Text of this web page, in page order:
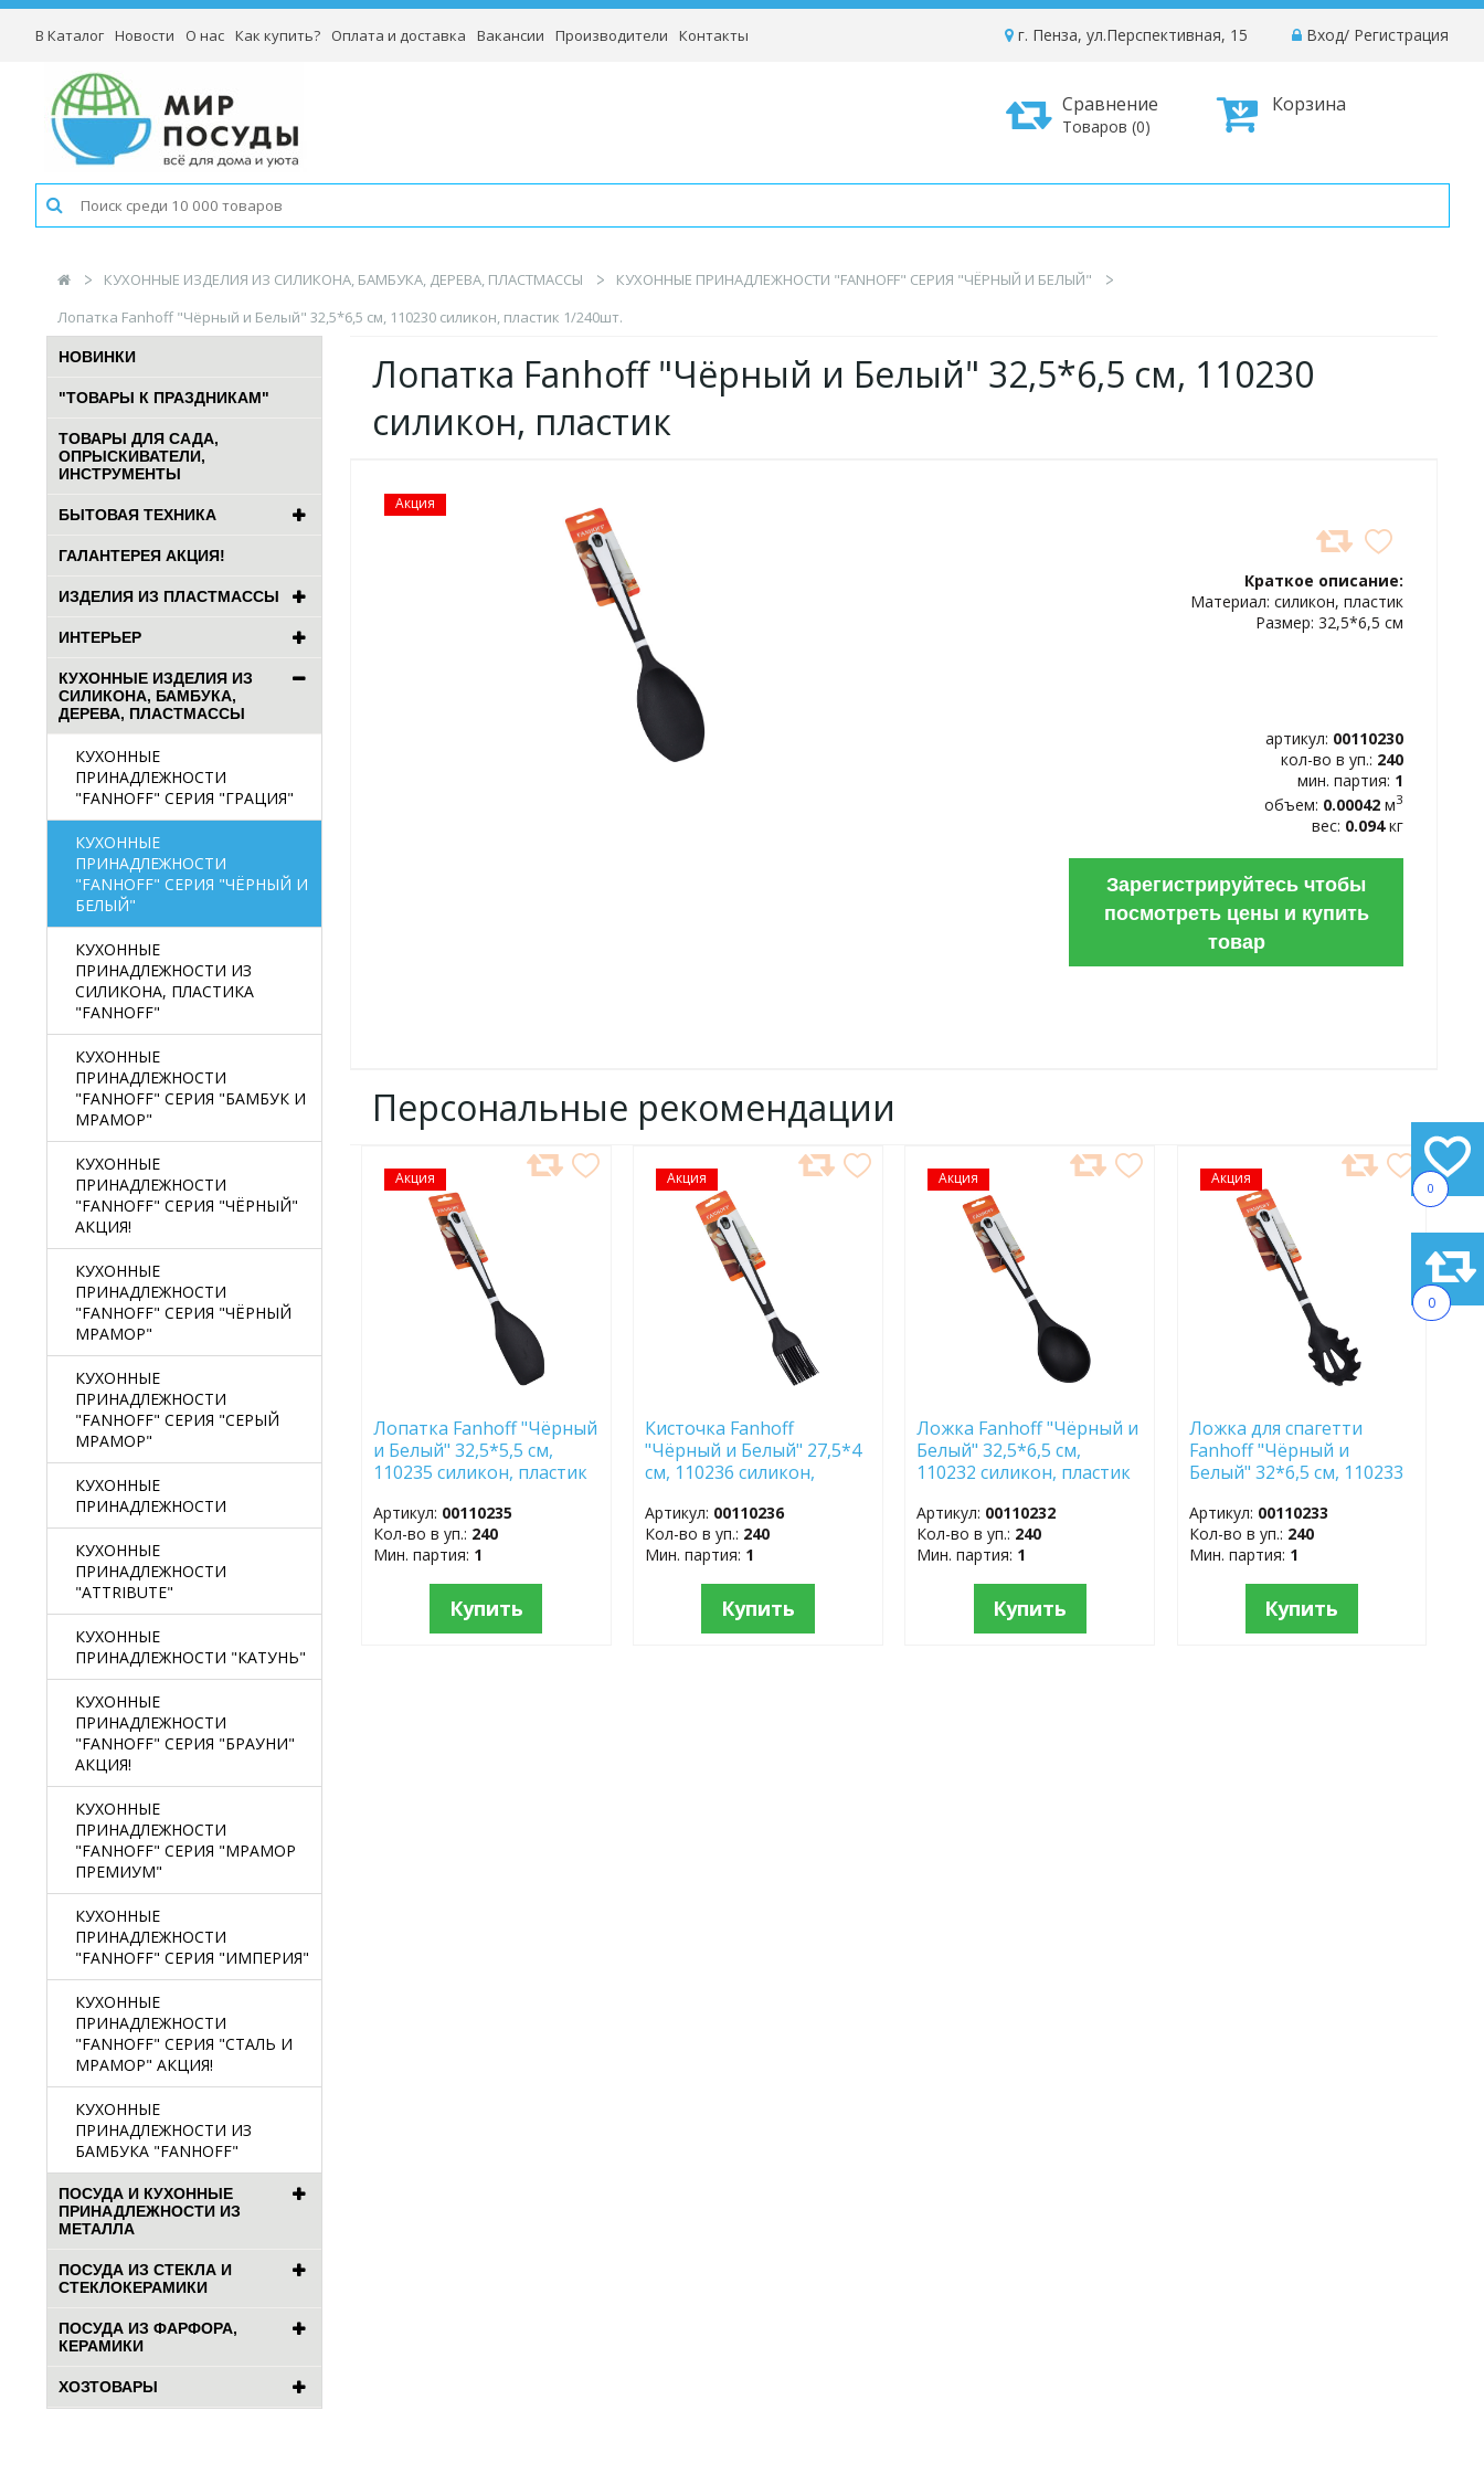
0
0
В Каталог Новости О нас Как купить? Оплата и доставка Вакансии Производители Контакты Вход/ Регистрация
г. Пенза, ул.Перспективная, 15
Корзина
Сравнение
Товаров (0)
КУХОННЫЕ ИЗДЕЛИЯ ИЗ СИЛИКОНА, БАМБУКА, ДЕРЕВА, ПЛАСТМАССЫ
КУХОННЫЕ ПРИНАДЛЕЖНОСТИ "FANHOFF" СЕРИЯ "ЧЁРНЫЙ И БЕЛЫЙ"
Лопатка Fanhoff "Чёрный и Белый" 32,5*6,5 см, 110230 силикон, пластик 1/240шт.
НОВИНКИ
"ТОВАРЫ К ПРАЗДНИКАМ"
ТОВАРЫ ДЛЯ САДА,
ОПРЫСКИВАТЕЛИ,
ИНСТРУМЕНТЫ
БЫТОВАЯ ТЕХНИКА
ГАЛАНТЕРЕЯ АКЦИЯ!
ИЗДЕЛИЯ ИЗ ПЛАСТМАССЫ
ИНТЕРЬЕР
КУХОННЫЕ ИЗДЕЛИЯ ИЗ
СИЛИКОНА, БАМБУКА,
ДЕРЕВА, ПЛАСТМАССЫ
КУХОННЫЕ
ПРИНАДЛЕЖНОСТИ
"FANHOFF" СЕРИЯ "ГРАЦИЯ"
КУХОННЫЕ
ПРИНАДЛЕЖНОСТИ
"FANHOFF" СЕРИЯ "ЧЁРНЫЙ И
БЕЛЫЙ"
КУХОННЫЕ
ПРИНАДЛЕЖНОСТИ ИЗ
СИЛИКОНА, ПЛАСТИКА
"FANHOFF"
КУХОННЫЕ
ПРИНАДЛЕЖНОСТИ
"FANHOFF" СЕРИЯ "БАМБУК И
МРАМОР"
КУХОННЫЕ
ПРИНАДЛЕЖНОСТИ
"FANHOFF" СЕРИЯ "ЧЁРНЫЙ"
АКЦИЯ!
КУХОННЫЕ
ПРИНАДЛЕЖНОСТИ
"FANHOFF" СЕРИЯ "ЧЁРНЫЙ
МРАМОР"
КУХОННЫЕ
ПРИНАДЛЕЖНОСТИ
"FANHOFF" СЕРИЯ "СЕРЫЙ
МРАМОР"
КУХОННЫЕ
ПРИНАДЛЕЖНОСТИ
КУХОННЫЕ
ПРИНАДЛЕЖНОСТИ
"ATTRIBUTE"
КУХОННЫЕ
ПРИНАДЛЕЖНОСТИ "КАТУНЬ"
КУХОННЫЕ
ПРИНАДЛЕЖНОСТИ
"FANHOFF" СЕРИЯ "БРАУНИ"
АКЦИЯ!
КУХОННЫЕ
ПРИНАДЛЕЖНОСТИ
"FANHOFF" СЕРИЯ "МРАМОР
ПРЕМИУМ"
КУХОННЫЕ
ПРИНАДЛЕЖНОСТИ
"FANHOFF" СЕРИЯ "ИМПЕРИЯ"
КУХОННЫЕ
ПРИНАДЛЕЖНОСТИ
"FANHOFF" СЕРИЯ "СТАЛЬ И
МРАМОР" АКЦИЯ!
КУХОННЫЕ
ПРИНАДЛЕЖНОСТИ ИЗ
БАМБУКА "FANHOFF"
ПОСУДА И КУХОННЫЕ
ПРИНАДЛЕЖНОСТИ ИЗ
МЕТАЛЛА
ПОСУДА ИЗ СТЕКЛА И
СТЕКЛОКЕРАМИКИ
ПОСУДА ИЗ ФАРФОРА,
КЕРАМИКИ
ХОЗТОВАРЫ
Лопатка Fanhoff "Чёрный и Белый" 32,5*6,5 см, 110230
силикон, пластик
Акция
Краткое описание:
Материал: силикон, пластик
Размер: 32,5*6,5 см
артикул: 00110230
кол-во в уп.: 240
мин. партия: 1
объем: 0.00042 м3
вес: 0.094кг
Зарегистрируйтесь чтобы
посмотреть цены и купить
товар
Персональные рекомендации
Акция
ДОБАВИТЬ
В
ИЗБРАННОЕ
Лопатка Fanhoff "Чёрный
и Белый" 32,5*5,5 см,
110235 силикон, пластик
Артикул: 00110235
Кол-во в уп.: 240
Мин. партия: 1
Купить
Акция
ДОБАВИТЬ
В
ИЗБРАННОЕ
Кисточка Fanhoff
"Чёрный и Белый" 27,5*4
см, 110236 силикон,
Артикул: 00110236
Кол-во в уп.: 240
Мин. партия: 1
Купить
Акция
ДОБАВИТЬ
В
ИЗБРАННОЕ
Ложка Fanhoff "Чёрный и
Белый" 32,5*6,5 см,
110232 силикон, пластик
Артикул: 00110232
Кол-во в уп.: 240
Мин. партия: 1
Купить
Акция
ДОБАВИТЬ
В
ИЗБРАННОЕ
Ложка для спагетти
Fanhoff "Чёрный и
Белый" 32*6,5 см, 110233
Артикул: 00110233
Кол-во в уп.: 240
Мин. партия: 1
Купить